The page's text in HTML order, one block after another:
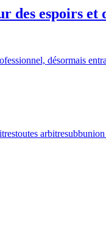
espoirs et
désormais
toutes arbitresubbunion